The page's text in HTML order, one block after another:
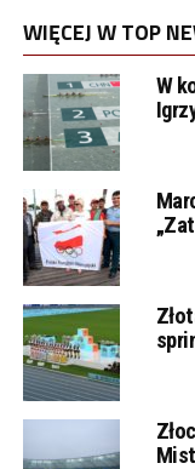
WIĘCEJ W TOP
W